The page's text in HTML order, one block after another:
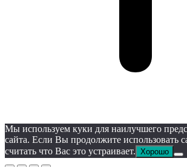
Мы используем куки для наилучшего
сайта. Если Вы продолжите использовать
считать что Вас это устраивает. Хорошо